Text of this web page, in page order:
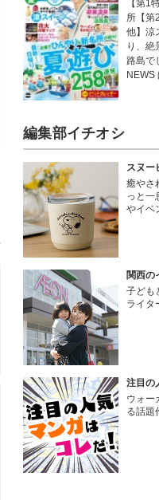
【第1
所【第
他】涼
り、絶
路島で
NEWS
編集部イチオシ
スヌー
癒やさ
っと一
やイベ
関西の
子ども
ライタ
注目の
ウォー
る話題